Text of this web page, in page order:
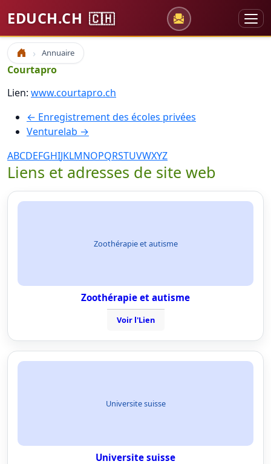
EDUCH.CH 🇨🇭
Accueil Annuaire
Courtapro
Lien: www.courtapro.ch
← Enregistrement des écoles privées
Venturelab →
ABCDEFGHIJKLMNOPQRSTUVWXYZ
Liens et adresses de site web
Zoothérapie et autisme
Zoothérapie et autisme
Voir l'Lien
Universite suisse
Universite suisse